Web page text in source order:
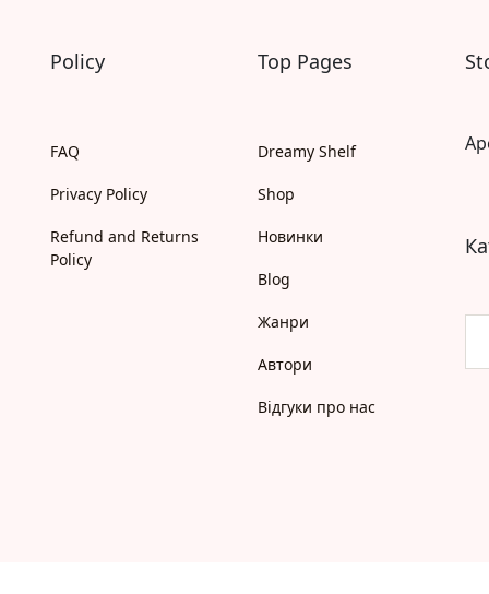
Що б ще почитати?
Pre-order
Платіжні методи
Policy
FAQ
Privacy Policy
Refund and Returns
Policy
Top Pages
Dreamy Shelf
Shop
Новинки
Blog
Жанри
Автори
Відгуки про нас